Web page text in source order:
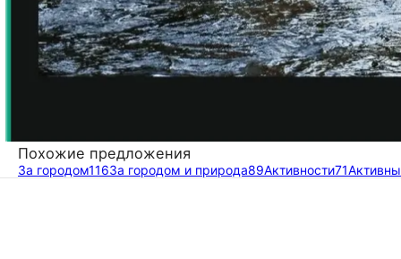
Похожие предложения
За городом116За городом и природа89Активности71